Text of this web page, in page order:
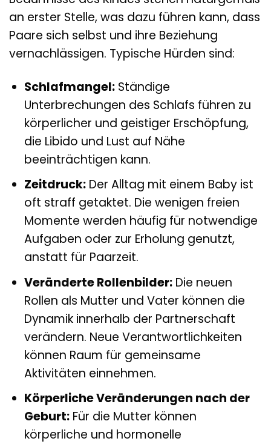
an erster Stelle, was dazu führen kann, dass
Paare sich selbst und ihre Beziehung
vernachlässigen. Typische Hürden sind:
Schlafmangel:Ständige
Unterbrechungen des Schlafs führen zu
körperlicher und geistiger Erschöpfung,
die Libido und Lust auf Nähe
beeinträchtigen kann.
Zeitdruck:Der Alltag mit einem Baby ist
oft straff getaktet. Die wenigen freien
Momente werden häufig für notwendige
Aufgaben oder zur Erholung genutzt,
anstatt für Paarzeit.
Veränderte Rollenbilder:Die neuen
Rollen als Mutter und Vater können die
Dynamik innerhalb der Partnerschaft
verändern. Neue Verantwortlichkeiten
können Raum für gemeinsame
Aktivitäten einnehmen.
Körperliche Veränderungen nach der
Geburt:Für die Mutter können
körperliche und hormonelle